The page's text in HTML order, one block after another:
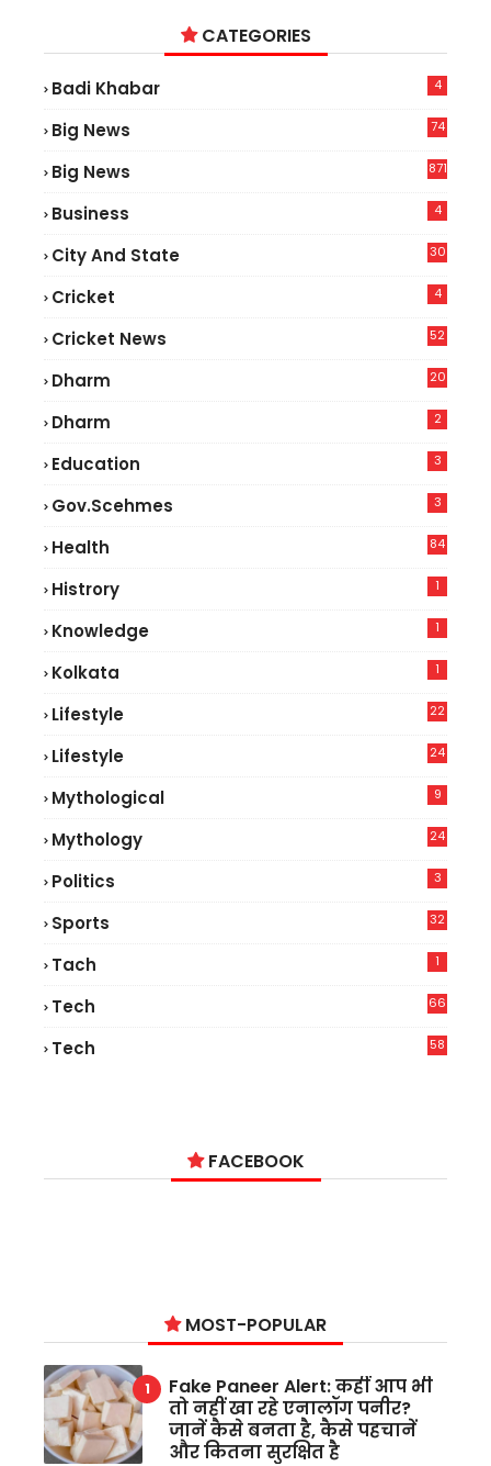
CATEGORIES
Badi Khabar 4
Big News
74
Big News 871
Business 4
City And State 30
Cricket 4
Cricket News
52
Dharm 20
Dharm 2
Education 3
Gov.scehmes 3
Health
84
Histrory 1
Knowledge 1
Kolkata 1
Lifestyle
22
Lifestyle
24
Mythological 9
Mythology 24
Politics 3
Sports 32
Tach 1
Tech
66
Tech
58
FACEBOOK
MOST-POPULAR
Fake Paneer Alert: कहीं आप भी
तो नहीं खा रहे एनालॉग पनीर?
जानें कैसे बनता है, कैसे पहचानें
और कितना सुरक्षित है